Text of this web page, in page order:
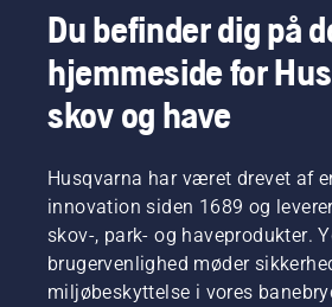
Du befinder dig på
hjemmeside for
skov og have
Husqvarna har været drevet af
innovation siden 1689 og
skov-, park- og haveprodukter.
brugervenlighed møder
miljøbeskyttelse i vores